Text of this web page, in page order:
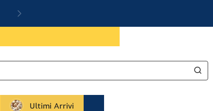
Ultimi Arrivi